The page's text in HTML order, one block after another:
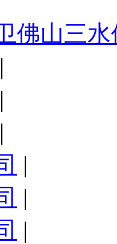
佛山三
|
|
|
|
|
|